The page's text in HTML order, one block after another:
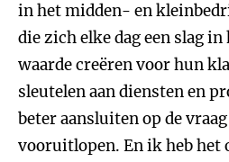
in het midden- en
die zich elke dag een slag
waarde creëren voor hun
sleutelen aan diensten en
beter aansluiten op de
vooruitlopen. En ik heb het